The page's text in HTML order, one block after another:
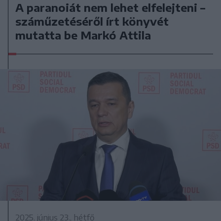
A paranoiát nem lehet elfelejteni –
száműzetéséről írt könyvét
mutatta be Markó Attila
2025. június 23., hétfő